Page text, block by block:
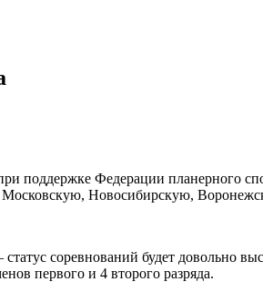
поддержке Федерации планерного
Новосибирскую,
соревнований будет довольно
первого и 4 второго разряда.